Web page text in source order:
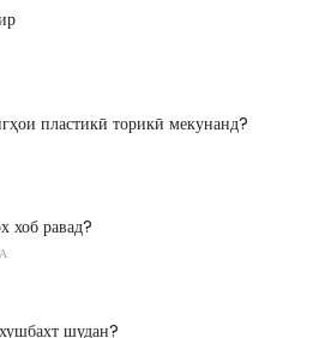
пластикӣ торикӣ мекунанд?
хоб равад?
шудан?